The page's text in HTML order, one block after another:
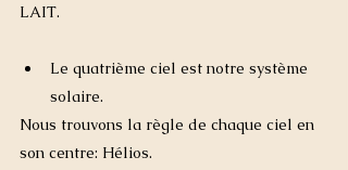
LAIT.
Le quatrième ciel est notre système
solaire.
Nous trouvons la règle de chaque ciel en
son centre: Hélios.